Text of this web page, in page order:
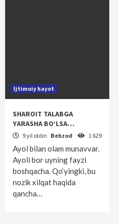
Ijtimoiy hayot
SHAROIT TALABGA
YARASHA BO‘LSA…
9 yil oldin Behzod 1 629
Ayol bilan olam munavvar.
Ayoli bor uyning fayzi
boshqacha. Qo‘yingki, bu
nozik xilqat haqida
qancha…